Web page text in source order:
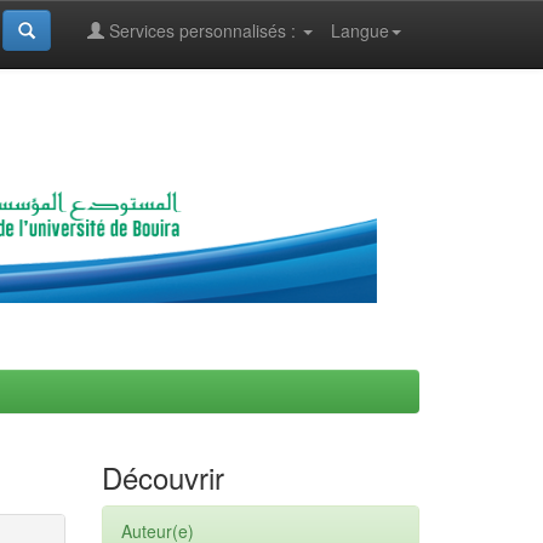
Langue
Services personnalisés :
Découvrir
Auteur(e)